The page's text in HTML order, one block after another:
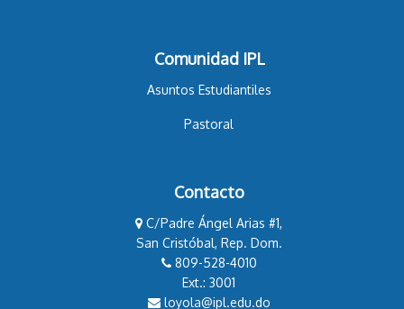
Comunidad IPL
Asuntos Estudiantiles
Pastoral
Contacto
C/Padre Ángel Arias #1,
San Cristóbal, Rep. Dom.
809-528-4010
Ext.: 3001
loyola@ipl.edu.do